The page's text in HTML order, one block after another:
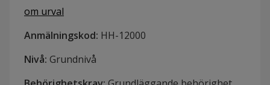
om urval
Anmälningskod: HH-12000
Nivå: Grundnivå